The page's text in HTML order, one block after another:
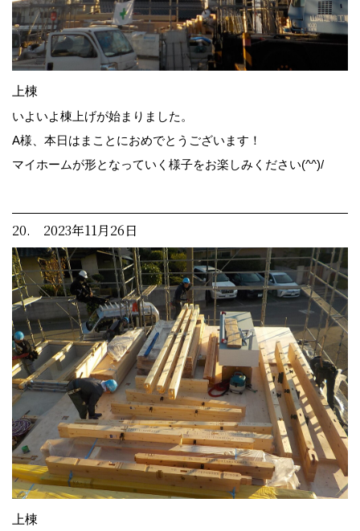
上棟
いよいよ棟上げが始まりました。
A様、本日はまことにおめでとうございます！
マイホームが形となっていく様子をお楽しみください(^^)/
20. 2023年11月26日
上棟